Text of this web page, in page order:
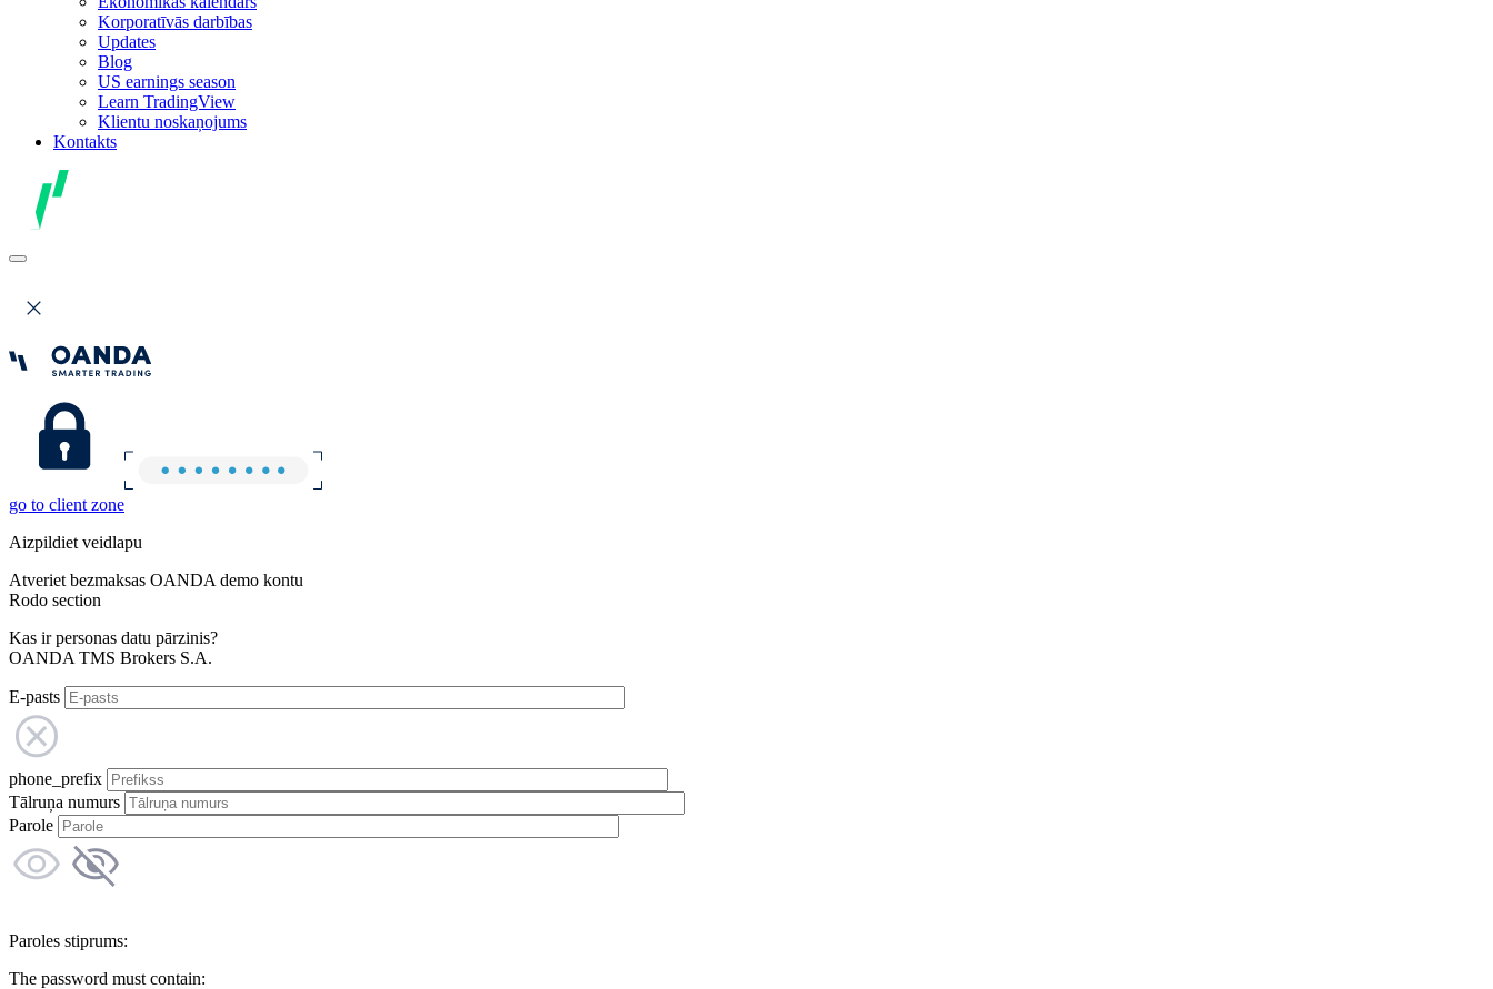
Korporatīvās darbības
Updates
Blog
US earnings season
Learn TradingView
Klientu noskaņojums
Kontakts
go to client zone
Aizpildiet veidlapu
Atveriet bezmaksas OANDA demo kontu
Rodo section
Kas ir personas datu pārzinis?
OANDA TMS Brokers S.A.
E-pasts
phone_prefix
Tālruņa numurs
Parole
Paroles stiprums:
The password must contain: